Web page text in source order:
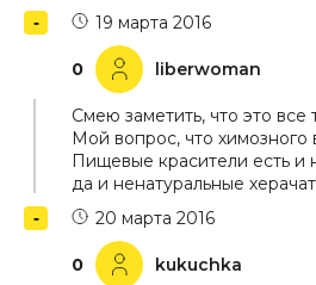
0 liberwoman
19 марта 2016
Смею заметить, что это все
Мой вопрос, что химозного
Пищевые красители есть и
да и ненатуральные
0 kukuchka
20 марта 2016